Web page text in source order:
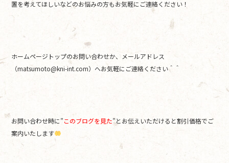
置を考えてほしいなどのお悩みの方もお気軽にご連絡ください！
ホームページトップのお問い合わせか、メールアドレス
（matsumoto@kni-int.com）へお気軽にご連絡ください＾＾
お問い合わせ時に”このブログを見た”とお伝えいただけると割引価格でご
案内いたします